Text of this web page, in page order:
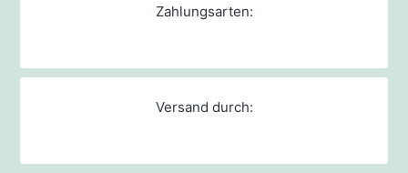
Zahlungsarten:
Versand durch: